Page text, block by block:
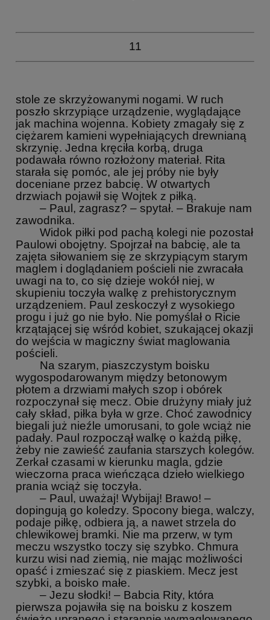
11
stole ze skrzyżowanymi nogami. W ruch
poszło skrzypiące urządzenie, wyglądające
jak machina wojenna. Kobiety zmagały się z
ciężarem kamieni wypełniających drewnianą
skrzynię. Jedna kręciła korbą, druga
podawała równo rozłożony materiał. Rita
starała się pomóc, ale jej próby nie były
doceniane przez babcię. W otwartych
drzwiach pojawił się Wojtek z piłką.
– Paul, zagrasz? – spytał. – Brakuje nam
zawodnika.
Widok piłki pod pachą kolegi nie pozostał
Paulowi obojętny. Spojrzał na babcię, ale ta
zajęta siłowaniem się ze skrzypiącym starym
maglem i doglądaniem pościeli nie zwracała
uwagi na to, co się dzieje wokół niej, w
skupieniu toczyła walkę z prehistorycznym
urządzeniem. Paul zeskoczył z wysokiego
progu i już go nie było. Nie pomyślał o Ricie
krzątającej się wśród kobiet, szukającej okazji
do wejścia w magiczny świat maglowania
pościeli.
Na szarym, piaszczystym boisku
wygospodarowanym między betonowym
płotem a drzwiami małych szop i obórek
rozpoczynał się mecz. Obie drużyny miały już
cały skład, piłka była w grze. Choć zawodnicy
biegali już nieźle umorusani, to gole wciąż nie
padały. Paul rozpoczął walkę o każdą piłkę,
żeby nie zawieść zaufania starszych kolegów.
Zerkał czasami w kierunku magla, gdzie
wieczorna praca wieńcząca dzieło wielkiego
prania wciąż się toczyła.
– Paul, uważaj! Wybijaj! Brawo! –
dopingują go koledzy. Spocony biega, walczy,
podaje piłkę, odbiera ją, a nawet strzela do
chlewikowej bramki. Nie ma przerw, w tym
meczu wszystko toczy się szybko. Chmura
kurzu wisi nad ziemią, nie mając możliwości
opaść i zmieszać się z piaskiem. Mecz jest
szybki, a boisko małe.
– Jezu słodki! – Babcia Rity, która
pierwsza pojawiła się na boisku z koszem